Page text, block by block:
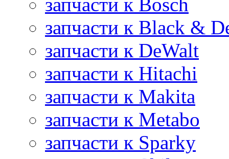
запчасти к Black &
запчасти к DeWalt
запчасти к Hitachi
запчасти к Makita
запчасти к Metabo
запчасти к Sparky